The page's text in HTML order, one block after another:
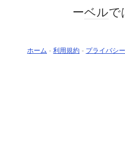
ーベルで
ホーム - 利用規約 - プライバシ